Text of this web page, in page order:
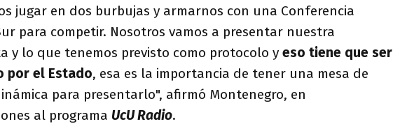
jugar en dos burbujas y armarnos con una Conferencia
para competir. Nosotros vamos a presentar nuestra
y lo que tenemos previsto como protocolo y eso tiene que ser
por el Estado, esa es la importancia de tener una mesa de
para presentarlo", afirmó Montenegro, en
al programa UcU Radio.